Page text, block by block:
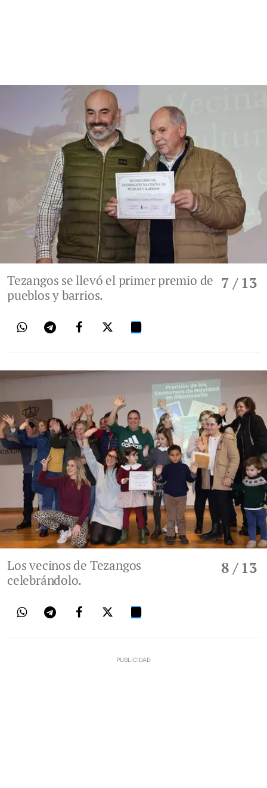
7 / 13
Tezangos se llevó el primer premio de
pueblos y barrios.
8 / 13
Los vecinos de Tezangos
celebrándolo.